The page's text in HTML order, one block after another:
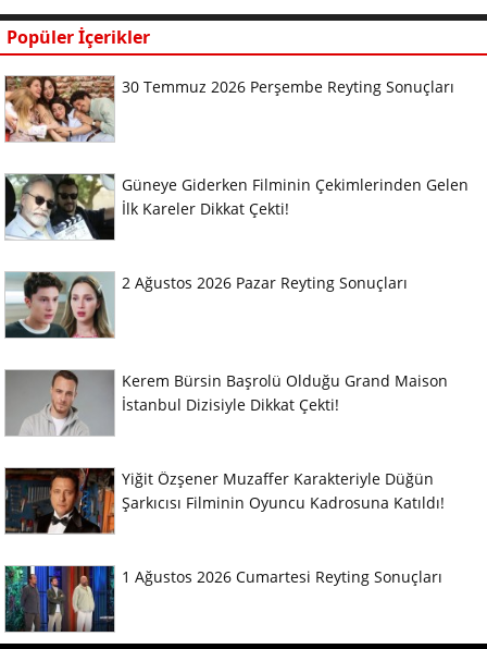
Popüler İçerikler
30 Temmuz 2026 Perşembe Reyting Sonuçları
Güneye Giderken Filminin Çekimlerinden Gelen
İlk Kareler Dikkat Çekti!
2 Ağustos 2026 Pazar Reyting Sonuçları
Kerem Bürsin Başrolü Olduğu Grand Maison
İstanbul Dizisiyle Dikkat Çekti!
Yiğit Özşener Muzaffer Karakteriyle Düğün
Şarkıcısı Filminin Oyuncu Kadrosuna Katıldı!
1 Ağustos 2026 Cumartesi Reyting Sonuçları